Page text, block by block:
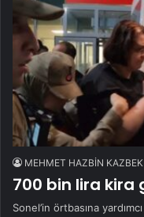
MEHMET HAZBİN KAZBEK
700 bin lira kira
Sonel’in örtbasına